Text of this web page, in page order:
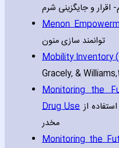
و جایگزینی شرم
Menon
توانمند سازی منون
Mobility Inventory
Monitoring the
Drug Useمقیاس مطالعه آینده نگر/ مخالفت با استفاده از
مخدر
Monitoring the